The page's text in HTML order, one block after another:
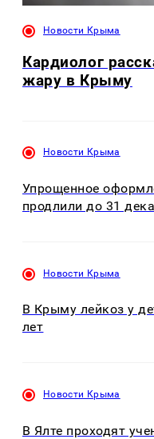
Новости Крыма
Кардиолог
жару в Крыму
Новости Крыма
Упрощенное
продлили до 31
Новости Крыма
В Крыму лейкоз у
лет
Новости Крыма
В Ялте проходят